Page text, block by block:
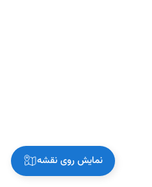
نمایش روی نقشه